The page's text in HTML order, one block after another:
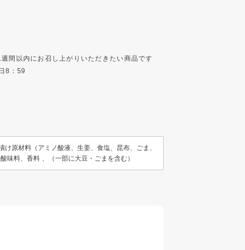
間以内にお召し上がりいただきたい商品です
8：59
原材料（アミノ酸液、生姜、食塩、昆布、ごま、
料、香料 、（一部に大豆・ごまを含む）